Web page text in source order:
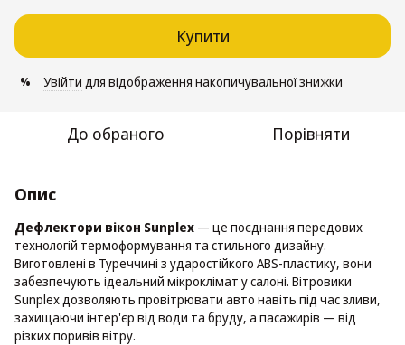
Купити
% Увійти для відображення накопичувальної знижки
До обраного Порівняти
Опис
Дефлектори вікон Sunplex — це поєднання передових
технологій термоформування та стильного дизайну.
Виготовлені в Туреччині з ударостійкого ABS-пластику, вони
забезпечують ідеальний мікроклімат у салоні. Вітровики
Sunplex дозволяють провітрювати авто навіть під час зливи,
захищаючи інтер'єр від води та бруду, а пасажирів — від
різких поривів вітру.